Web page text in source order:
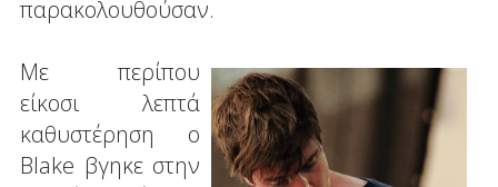
παρακολουθούσαν.
Με περίπου
είκοσι λεπτά
καθυστέρηση ο
Blake βγηκε στην